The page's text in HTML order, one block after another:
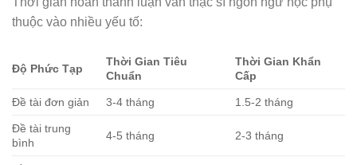
thuộc vào nhiều yếu tố:
Độ Phức Tạp
Thời Gian Tiêu
Chuẩn
Thời Gian Khẩn
Cấp
Đề tài đơn giản 3-4 tháng 1.5-2 tháng
Đề tài trung
bình
4-5 tháng 2-3 tháng